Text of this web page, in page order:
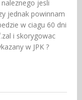
jesli
jednak powinnam
w ciagu 60 dni
i skorygowac
w JPK ?